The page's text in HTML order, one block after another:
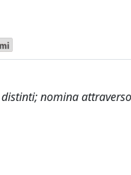
nomina attraverso